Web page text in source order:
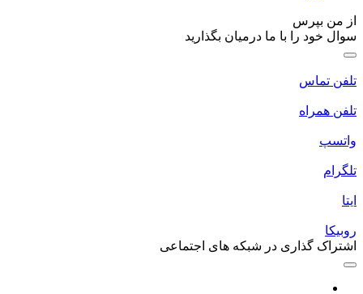
از من بپرس
سوال خود را با ما درمیان بگذارید
تلفن تماس
تلفن همراه
واتسپ
تلگرام
ایتا
روبیکا
اشتراک گذاری در شبکه های اجتماعی